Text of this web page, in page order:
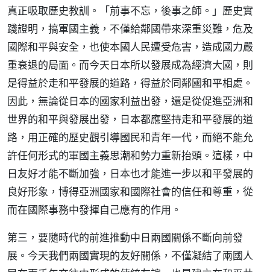
真正吸取歷史教訓。「前事不忘，後事之師。」歷史實
踐證明，搞軍國主義，不僅給鄰國帶來深重災難，危及
國際和平與安全，也使本國人民遭受危害，造成國力嚴
重衰退的局面。而今天日本所以發展成為經濟大國，則
是得益於走和平發展的道路，得益於同鄰國和平相處。
因此，無論從日本的國家利益出發，還是從促進亞洲和
世界的和平與發展出發，日本都應堅持走和平發展的道
路，用正確的歷史觀引導國民和青年一代，而絕不能允
許任何形式的軍國主義思潮和勢力重新抬頭。這樣，中
日友好才能不斷加強，日本也才能進一步以和平發展的
良好形象，博得亞洲國家和國際社會的信任和尊重，從
而在國際事務中發揮自己應有的作用。
第三，要隨時代的前進推動中日兩國關係不斷向前發
展。今天我們兩國實現的友好關係，不僅凝結了兩國人